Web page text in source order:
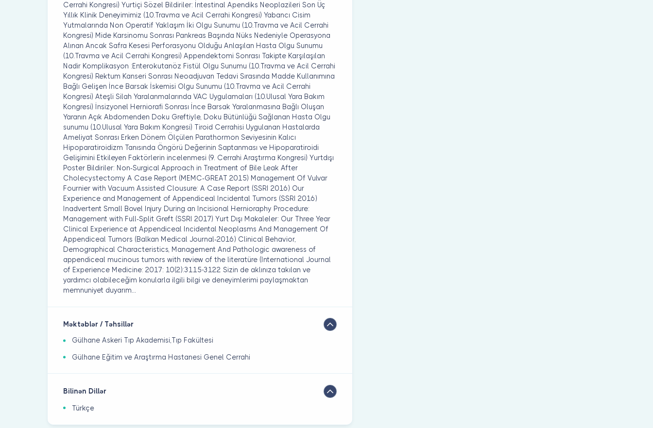
Cerrahi Kongresi) Yurtiçi Sözel Bildiriler: İntestinal Apendiks Neoplazileri Son Üç
Yıllık Klinik Deneyimimiz (10.Travma ve Acil Cerrahi Kongresi) Yabancı Cisim
Yutmalarında Non Operatif Yaklaşım İki Olgu Sunumu (10.Travma ve Acil Cerrahi
Kongresi) Mide Karsinomu Sonrası Pankreas Başında Nüks Nedeniyle Operasyona
Alınan Ancak Safra Kesesi Perforasyonu Olduğu Anlaşılan Hasta Olgu Sunumu
(10.Travma ve Acil Cerrahi Kongresi) Appendektomi Sonrası Takipte Karşılaşılan
Nadir Komplikasyon :Enterokutanöz Fistül Olgu Sunumu (10.Travma ve Acil Cerrahi
Kongresi) Rektum Kanseri Sonrası Neoadjuvan Tedavi Sırasında Madde Kullanımına
Bağlı Gelişen İnce Barsak İskemisi Olgu Sunumu (10.Travma ve Acil Cerrahi
Kongresi) Ateşli Silah Yaralanmalarında VAC Uygulamaları (10.Ulusal Yara Bakım
Kongresi) İnsizyonel Herniorafi Sonrası İnce Barsak Yaralanmasına Bağlı Oluşan
Yaranın Açık Abdomenden Doku Greftiyle, Doku Bütünlüğü Sağlanan Hasta Olgu
sunumu (10.Ulusal Yara Bakım Kongresi) Tiroid Cerrahisi Uygulanan Hastalarda
Ameliyat Sonrası Erken Dönem Ölçülen Parathormon Seviyesinin Kalıcı
Hipoparatiroidizm Tanısında Öngörü Değerinin Saptanması ve Hipoparatiroidi
Gelişimini Etkileyen Faktörlerin incelenmesi (9. Cerrahi Araştırma Kongresi) Yurtdışı
Poster Bildiriler: Non-Surgical Approach in Treatment of Bile Leak After
Cholecystectomy A Case Report (MEMC-GREAT 2015) Management Of Vulvar
Fournier with Vacuum Assisted Clousure: A Case Report (SSRI 2016) Our
Experience and Management of Appendiceal Incidental Tumors (SSRI 2016)
Inadvertent Small Bovel Injury During an Incisional Hernioraphy Procedure:
Management with Full-Split Greft (SSRI 2017) Yurt Dışı Makaleler: Our Three Year
Clinical Experience at Appendiceal Incidental Neoplasms And Management Of
Appendiceal Tumors (Balkan Medical Journal-2016) Clinical Behavior,
Demographical Characteristics, Management And Pathologic awareness of
appendiceal mucinous tumors with review of the literatüre (International Journal
of Experience Medicine: 2017: 10(2):3115-3122 Sizin de aklınıza takılan ve
yardımcı olabileceğim konularla ilgili bilgi ve deneyimlerimi paylaşmaktan
memnuniyet duyarım...
Məktəblər / Təhsillər
Gülhane Askeri Tıp Akademisi,Tıp Fakültesi
Gülhane Eğitim ve Araştırma Hastanesi Genel Cerrahi
Bilinən Dillər
Türkçe